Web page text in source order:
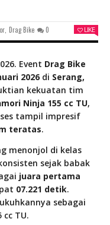
, Drag Bike 0 LIKE
Event Drag Bike
2026 di Serang,
kekuatan tim
Ninja 155 cc TU,
tampil impresif
teratas.
menonjol di kelas
sejak babak
juara pertama
07.221 detik.
sebagai
TU.